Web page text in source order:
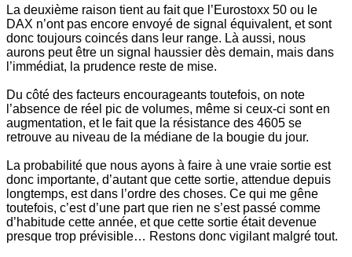
La deuxième raison tient au fait que l’Eurostoxx 50 ou le
DAX n’ont pas encore envoyé de signal équivalent, et sont
donc toujours coincés dans leur range. Là aussi, nous
aurons peut être un signal haussier dès demain, mais dans
l’immédiat, la prudence reste de mise.
Du côté des facteurs encourageants toutefois, on note
l’absence de réel pic de volumes, même si ceux-ci sont en
augmentation, et le fait que la résistance des 4605 se
retrouve au niveau de la médiane de la bougie du jour.
La probabilité que nous ayons à faire à une vraie sortie est
donc importante, d’autant que cette sortie, attendue depuis
longtemps, est dans l’ordre des choses. Ce qui me gêne
toutefois, c’est d’une part que rien ne s’est passé comme
d’habitude cette année, et que cette sortie était devenue
presque trop prévisible… Restons donc vigilant malgré tout.